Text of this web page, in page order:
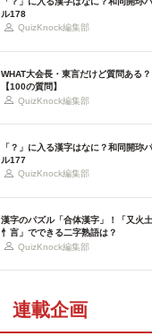
ル178
QuizKnock編集部
WHAT大会長・東言だけど質問ある？
【100の質問】
QuizKnock編集部
「？」に入る漢字はなに？和同開珎
ル177
QuizKnock編集部
漢字のパズル「合体漢字」！「又火
忄言」でできる二字熟語は？
QuizKnock編集部
連載企画